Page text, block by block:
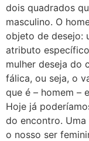
dois quadrados
masculino. O
objeto de desejo:
atributo
mulher deseja do
fálica, ou seja, o
que é – homem –
Hoje já
do encontro.
o nosso ser